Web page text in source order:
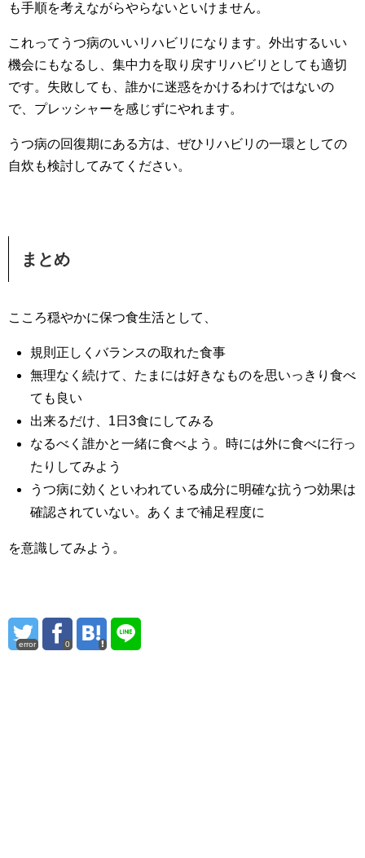
も手順を考えながらやらないといけません。
これってうつ病のいいリハビリになります。外出するいい
機会にもなるし、集中力を取り戻すリハビリとしても適切
です。失敗しても、誰かに迷惑をかけるわけではないの
で、プレッシャーを感じずにやれます。
うつ病の回復期にある方は、ぜひリハビリの一環としての
自炊も検討してみてください。
まとめ
こころ穏やかに保つ食生活として、
規則正しくバランスの取れた食事
無理なく続けて、たまには好きなものを思いっきり食べ
ても良い
出来るだけ、1日3食にしてみる
なるべく誰かと一緒に食べよう。時には外に食べに行っ
たりしてみよう
うつ病に効くといわれている成分に明確な抗うつ効果は
確認されていない。あくまで補足程度に
を意識してみよう。
error 0